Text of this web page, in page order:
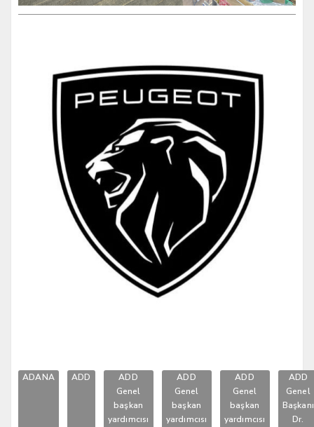
ADANA ADD
ADD
Genel
başkan
yardımcısı
ADD
Genel
başkan
yardımcısı
ADD
Genel
başkan
yardımcısı
ADD
Genel
Başkanı
Dr.